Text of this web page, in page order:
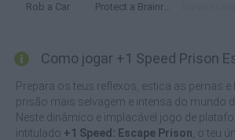
Rob a Car Protect a Brainrot
Como jogar +1 Speed Prison
Prepara os teus reflexos, estica as pernas e
prisão mais selvagem e intensa do mundo
Neste dinâmico e implacável jogo de
intitulado +1 Speed: Escape Prison , o teu